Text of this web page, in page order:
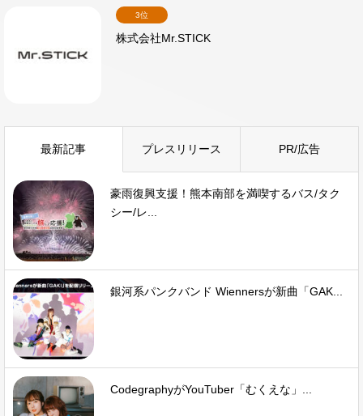
3位
株式会社Mr.STICK
最新記事 プレスリリース PR/広告
豪雨復興支援！熊本南部を満喫するバス/タク
シー/レ...
銀河系パンクバンド Wiennersが新曲「GAK...
CodegraphyがYouTuber「むくえな」...